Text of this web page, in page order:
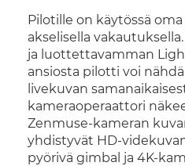
Pilotille on käytössä
akselisella
ja luottettavamman
ansiosta pilotti voi
livekuvan
kameraoperaattori
Zenmuse-kameran
yhdistyvät HD-
pyörivä gimbal ja 4K-